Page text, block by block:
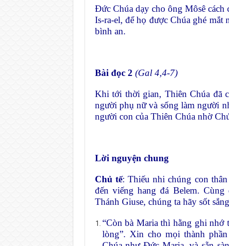
Đức Chúa dạy cho ông Môsê cách
Is-ra-el, để họ được Chúa ghé
bình an.
Bài đọc 2 (Gal 4,4-7)
Khi tới thời gian, Thiên Chúa đã
người phụ nữ và sống làm người
người con của Thiên Chúa nhờ
Lời nguyện chung
Chủ tế: Thiếu nhi chúng con
đến viếng hang đá Belem.
Thánh Giuse, chúng ta hãy sốt
“Còn bà Maria thì hằng ghi
lòng”. Xin cho mọi thành